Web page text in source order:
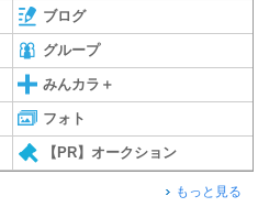
ブログ
グループ
みんカラ＋
フォト
【PR】オークション
もっと見る